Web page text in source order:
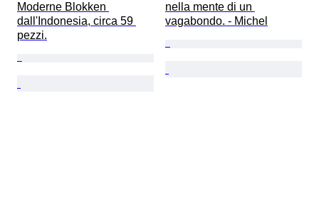
Moderne Blokken
dall'Indonesia, circa 59
pezzi.
nella mente di un
vagabondo. - Michel